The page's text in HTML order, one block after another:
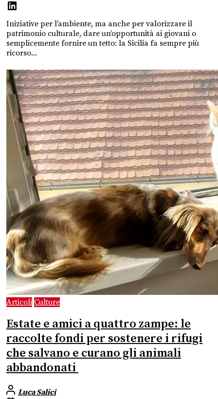
Iniziative per l’ambiente, ma anche per valorizzare il
patrimonio culturale, dare un’opportunità ai giovani o
semplicemente fornire un tetto: la Sicilia fa sempre più
ricorso...
Articoli Culture
Estate e amici a quattro zampe: le
raccolte fondi per sostenere i rifugi
che salvano e curano gli animali
abbandonati
Luca Salici